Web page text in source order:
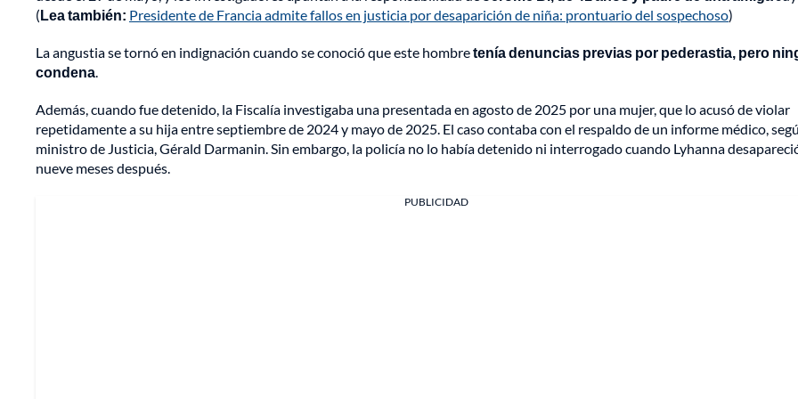
(Lea también: Presidente de Francia admite fallos en justicia por desaparición de niña: prontuario del sospechoso)
La angustia se tornó en indignación cuando se conoció que este hombretenía denuncias previas por pederastia, pero
condena.
Además, cuando fue detenido, la Fiscalía investigaba una presentada en agosto de 2025 por una mujer, que lo acusó de violar
repetidamente a su hija entre septiembre de 2024 y mayo de 2025. El caso contaba con el respaldo de un informe médico,
ministro de Justicia, Gérald Darmanin. Sin embargo, la policía no lo había detenido ni interrogado cuando Lyhanna
nueve meses después.
PUBLICIDAD